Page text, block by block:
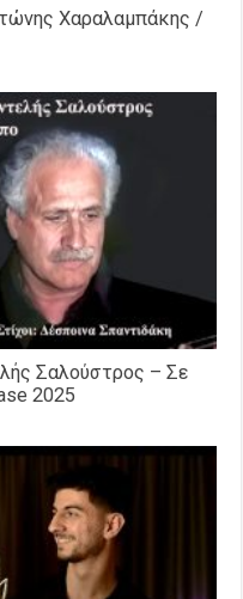
Χαραλαμπάκης /
Σαλούστρος – Σε
2025